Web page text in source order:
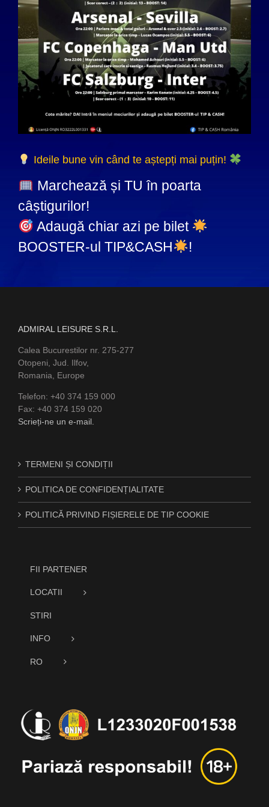
Ideile bune vin când te aștepți mai puțin!
Marchează și TU în poarta
câștigurilor!
Adaugă chiar azi pe bilet
BOOSTER-ul TIP&CASH
!
ADMIRAL LEISURE S.R.L.
Calea Bucurestilor nr. 275-277
Otopeni, Jud. Ilfov,
Romania, Europe
Telefon: +40 374 159 000
Fax: +40 374 159 020
Scrieți-ne un e-mail.
TERMENI ȘI CONDIȚII
POLITICA DE CONFIDENȚIALITATE
POLITICĂ PRIVIND FIȘIERELE DE TIP COOKIE
FII PARTENER
LOCATII
STIRI
INFO
RO